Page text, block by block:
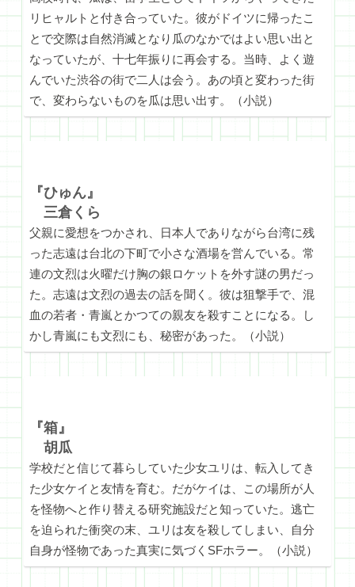
リヒャルトと付き合っていた。彼がドイツに帰ったこ
とで交際は自然消滅となり瓜のなかではよい思い出と
なっていたが、十七年振りに再会する。当時、よく遊
んでいた渋谷の街で二人は会う。あの頃と変わった街
で、変わらないものを瓜は思い出す。（小説）
『ひゅん』
三倉くら
父親に愛想をつかされ、日本人でありながら台湾に残
った志遠は台北の下町で小さな酒場を営んでいる。常
連の文烈は火曜だけ胸の銀ロケットを外す謎の男だっ
た。志遠は文烈の過去の話を聞く。彼は狙撃手で、混
血の若者・青嵐とかつての親友を殺すことになる。し
かし青嵐にも文烈にも、秘密があった。（小説）
『箱』
胡瓜
学校だと信じて暮らしていた少女ユリは、転入してき
た少女ケイと友情を育む。だがケイは、この場所が人
を怪物へと作り替える研究施設だと知っていた。逃亡
を迫られた衝突の末、ユリは友を殺してしまい、自分
自身が怪物であった真実に気づくSFホラー。（小説）